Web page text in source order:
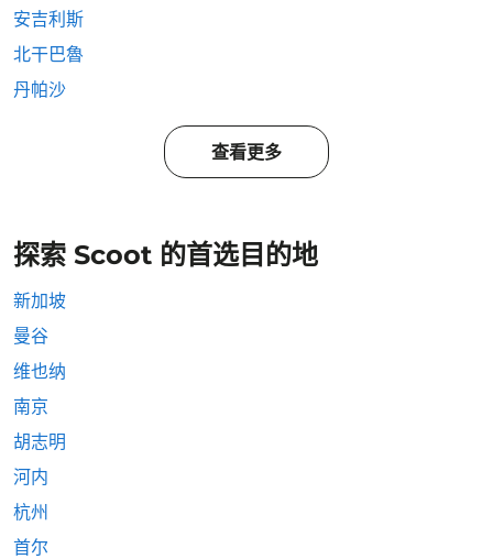
安吉利斯
北干巴魯
丹帕沙
查看更多
探索 Scoot 的首选目的地
新加坡
曼谷
维也纳
南京
胡志明
河内
杭州
首尔